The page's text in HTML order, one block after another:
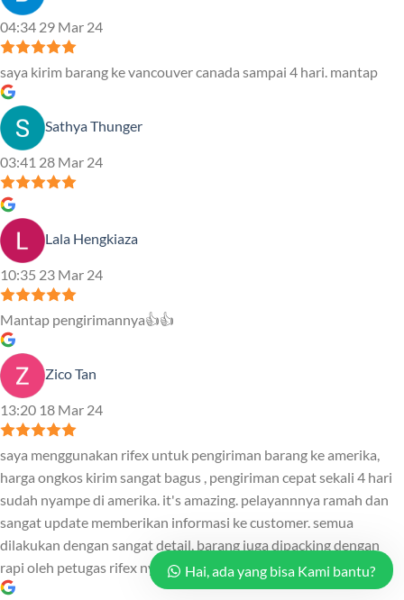
04:34 29 Mar 24
saya kirim barang ke vancouver canada sampai 4 hari. mantap
Sathya Thunger
03:41 28 Mar 24
Lala Hengkiaza
10:35 23 Mar 24
Mantap pengirimannya👍👍
Zico Tan
13:20 18 Mar 24
saya menggunakan rifex untuk pengiriman barang ke amerika,
harga ongkos kirim sangat bagus , pengiriman cepat sekali 4 hari
sudah nyampe di amerika. it's amazing. pelayannnya ramah dan
sangat update memberikan informasi ke customer. semua
dilakukan dengan sangat detail, barang juga dipacking dengan
rapi oleh petugas rifex nya. thanks rifex.Hai, ada yang bisa Kami bantu?